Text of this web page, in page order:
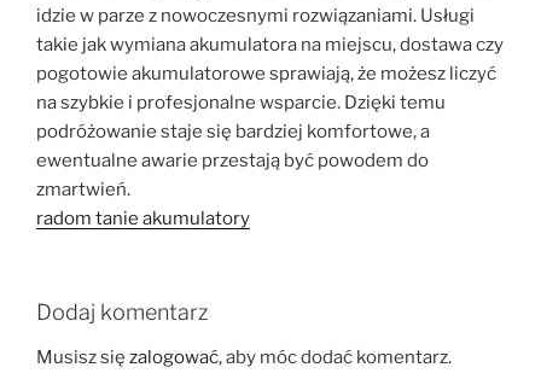
idzie w parze z nowoczesnymi rozwiązaniami. Usługi
takie jak wymiana akumulatora na miejscu, dostawa czy
pogotowie akumulatorowe sprawiają, że możesz liczyć
na szybkie i profesjonalne wsparcie. Dzięki temu
podróżowanie staje się bardziej komfortowe, a
ewentualne awarie przestają być powodem do
zmartwień.
radom tanie akumulatory
Dodaj komentarz
Musisz się zalogować, aby móc dodać komentarz.